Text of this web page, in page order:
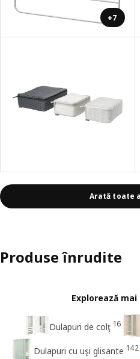
+7
Arată toate
Produse înrudite
Explorează
Dulapuri de colţ 16
Dulapuri cu uşi glisante 142